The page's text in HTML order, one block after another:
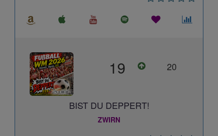
19 20
BIST DU DEPPERT!
ZWIRN